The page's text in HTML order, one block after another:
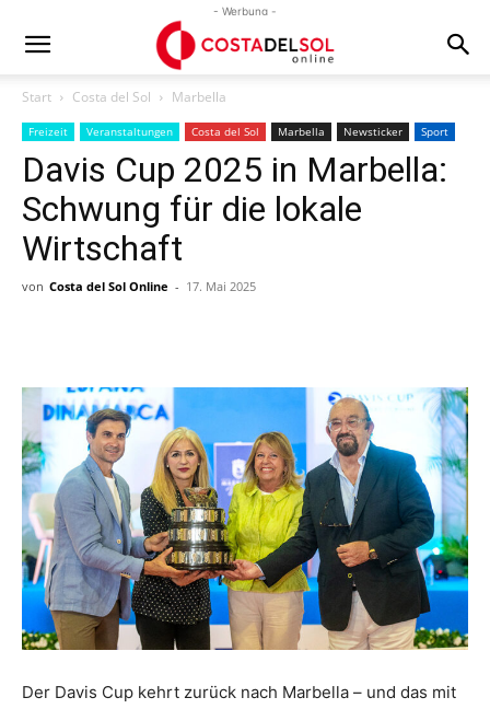
- Werbung -
Start Costa del Sol Marbella
Freizeit Veranstaltungen Costa del Sol Marbella Newsticker Sport
Davis Cup 2025 in Marbella:
Schwung für die lokale
Wirtschaft
von Costa del Sol Online - 17. Mai 2025
Der Davis Cup kehrt zurück nach Marbella – und das mit